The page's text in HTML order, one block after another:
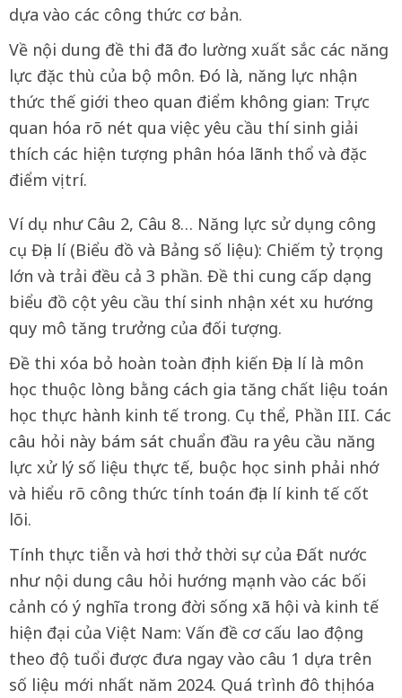
dựa vào các công thức cơ bản.
Về nội dung đề thi đã đo lường xuất sắc các năng
lực đặc thù của bộ môn. Đó là, năng lực nhận
thức thế giới theo quan điểm không gian: Trực
quan hóa rõ nét qua việc yêu cầu thí sinh giải
thích các hiện tượng phân hóa lãnh thổ và đặc
điểm vị trí.
Ví dụ như Câu 2, Câu 8… Năng lực sử dụng công
cụ Địa lí (Biểu đồ và Bảng số liệu): Chiếm tỷ trọng
lớn và trải đều cả 3 phần. Đề thi cung cấp dạng
biểu đồ cột yêu cầu thí sinh nhận xét xu hướng
quy mô tăng trưởng của đối tượng.
Đề thi xóa bỏ hoàn toàn định kiến Địa lí là môn
học thuộc lòng bằng cách gia tăng chất liệu toán
học thực hành kinh tế trong. Cụ thể, Phần III. Các
câu hỏi này bám sát chuẩn đầu ra yêu cầu năng
lực xử lý số liệu thực tế, buộc học sinh phải nhớ
và hiểu rõ công thức tính toán địa lí kinh tế cốt
lõi.
Tính thực tiễn và hơi thở thời sự của Đất nước
như nội dung câu hỏi hướng mạnh vào các bối
cảnh có ý nghĩa trong đời sống xã hội và kinh tế
hiện đại của Việt Nam: Vấn đề cơ cấu lao động
theo độ tuổi được đưa ngay vào câu 1 dựa trên
số liệu mới nhất năm 2024. Quá trình đô thị hóa